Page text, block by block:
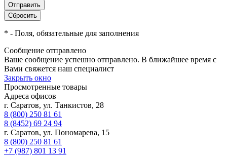
* - Поля, обязательные для заполнения
Сообщение отправлено
Ваше сообщение успешно отправлено. В ближайшее время с
Вами свяжется наш специалист
Закрыть окно
Просмотренные товары
Адреса офисов
г. Саратов, ул. Танкистов, 28
8 (800) 250 81 61
8 (8452) 69 24 94
г. Саратов, ул. Пономарева, 15
8 (800) 250 81 61
+7 (987) 801 13 91